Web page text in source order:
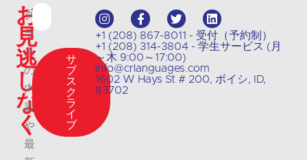
お
見
逃
し
な
く
ク
ラ
ス
の
内
容
や
最
サ
ブ
ス
ク
ラ
イ
ブ
+1 (208) 867-8011 - 受付（予約制）
+1 (208) 314-3804 - 学生サービス (月
～木 9:00～17:00)
info@crlanguages.com
1602 W Hays St # 200, ボイシ, ID,
83702